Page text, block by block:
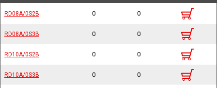
RD08A/0S2B 0 0
RD08A/0S3B 0 0
RD10A/0S2B 0 0
RD10A/0S3B 0 0
RD08A/0S2B
RD08A/0S3B
RD10A/0S2B
RD10A/0S3B